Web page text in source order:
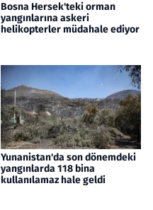
Bosna Hersek'teki orman
yangınlarına askeri
helikopterler müdahale ediyor
Yunanistan'da son dönemdeki
yangınlarda 118 bina
kullanılamaz hale geldi